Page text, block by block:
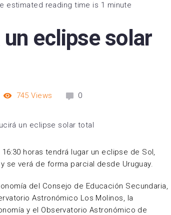
estimated reading time is 1 minute
eclipse solar
745 Views 0
horas tendrá lugar un eclipse de Sol,
se verá de forma parcial desde Uruguay.
del Consejo de Educación Secundaria,
Astronómico Los Molinos, la
y el Observatorio Astronómico de